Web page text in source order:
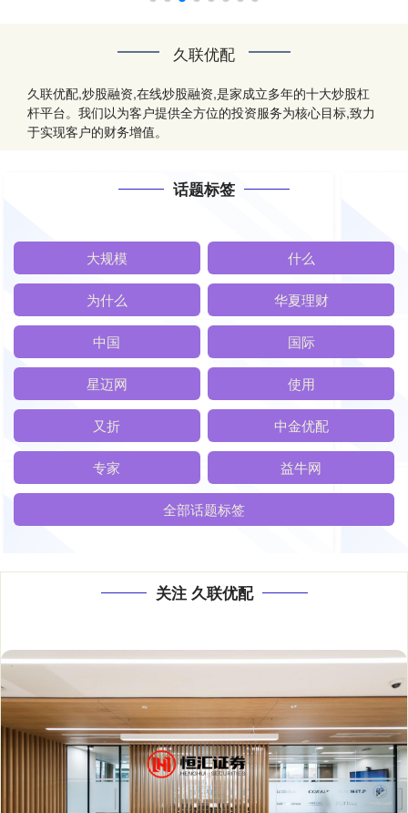
久联优配
久联优配,炒股融资,在线炒股融资,是家成立多年的十大炒股杠
杆平台。我们以为客户提供全方位的投资服务为核心目标,致力
于实现客户的财务增值。
话题标签
大规模 什么
为什么 华夏理财
中国 国际
星迈网 使用
又折 中金优配
专家 益牛网
全部话题标签
关注 久联优配